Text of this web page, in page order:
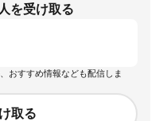
を受け取る
おすすめ情報なども配信しま
取る